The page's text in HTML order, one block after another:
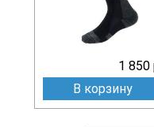
1 850
В корзину